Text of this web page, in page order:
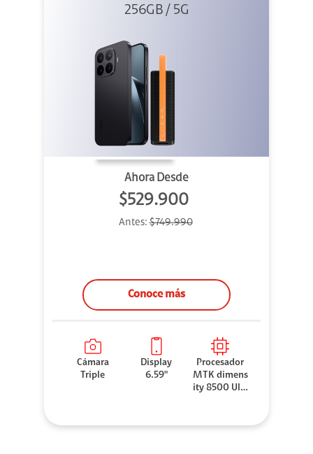
+ Sound
256GB / 5G
Ahora Desde
$529.900
Antes:$749.990
Conoce más
Cámara
Triple
Display
6.59"
Procesador
MTK dimens
ity 8500 Ultr